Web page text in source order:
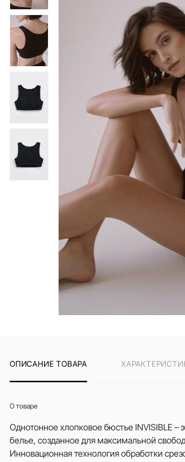
ОПИСАНИЕ ТОВАРА
О товаре
Однотонное хлопковое бюстье INVISIBLE
белье, созданное для максимальной
Инновационная технология обработки